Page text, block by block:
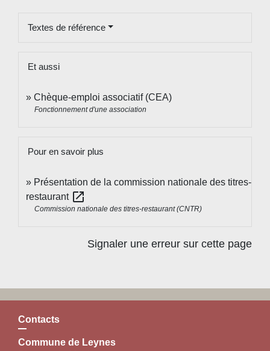
Textes de référence
Et aussi
Chèque-emploi associatif (CEA)
Fonctionnement d'une association
Pour en savoir plus
Présentation de la commission nationale des titres-
restaurant open_in_new
Commission nationale des titres-restaurant (CNTR)
Signaler une erreur sur cette page
Contacts
Commune de Leynes